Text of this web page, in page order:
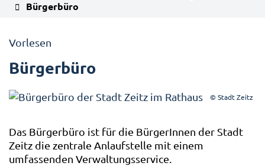
Bürgerbüro
Vorlesen
Bürgerbüro
© Stadt Zeitz
Das Bürgerbüro ist für die BürgerInnen der Stadt
Zeitz die zentrale Anlaufstelle mit einem
umfassenden Verwaltungsservice.